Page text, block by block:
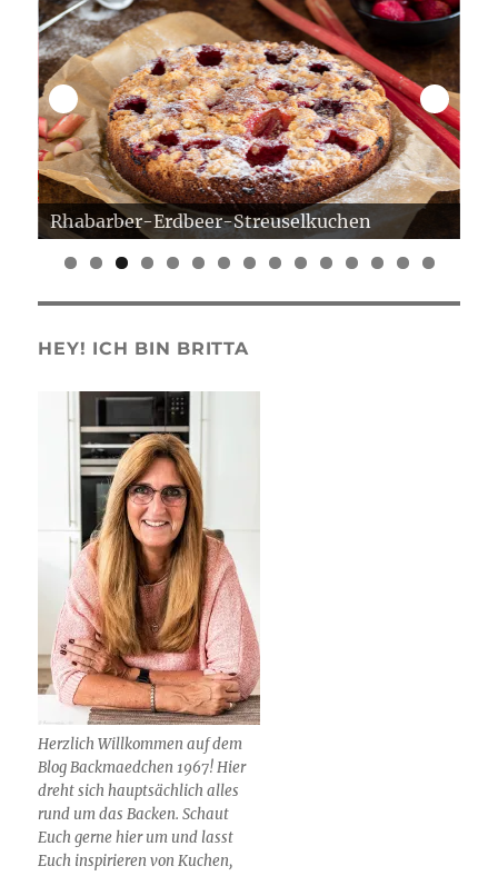
Rhabarber-Erdbeer-Streuselkuchen
0 1 2 3 4 5
HEY! ICH BIN BRITTA
Herzlich Willkommen auf dem
Blog Backmaedchen 1967! Hier
dreht sich hauptsächlich alles
rund um das Backen. Schaut
Euch gerne hier um und lasst
Euch inspirieren von Kuchen,